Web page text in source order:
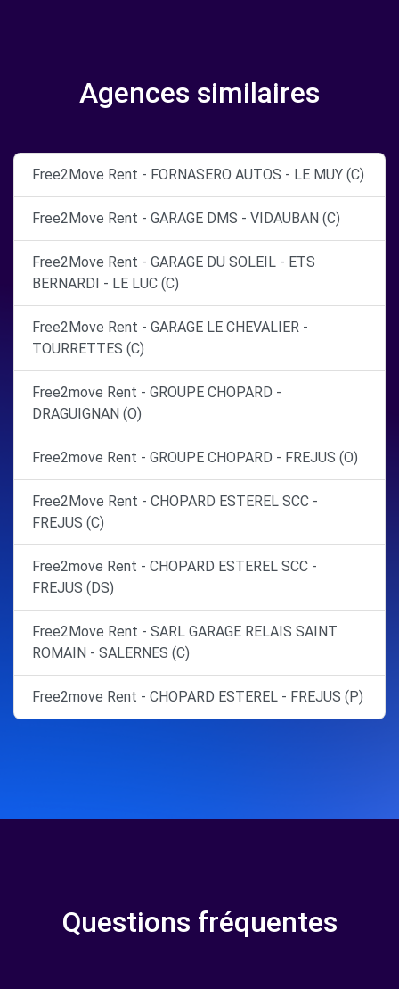
Agences similaires
Free2Move Rent - FORNASERO AUTOS - LE MUY (C)
Free2Move Rent - GARAGE DMS - VIDAUBAN (C)
Free2Move Rent - GARAGE DU SOLEIL - ETS
BERNARDI - LE LUC (C)
Free2Move Rent - GARAGE LE CHEVALIER -
TOURRETTES (C)
Free2move Rent - GROUPE CHOPARD -
DRAGUIGNAN (O)
Free2move Rent - GROUPE CHOPARD - FREJUS (O)
Free2Move Rent - CHOPARD ESTEREL SCC -
FREJUS (C)
Free2move Rent - CHOPARD ESTEREL SCC -
FREJUS (DS)
Free2Move Rent - SARL GARAGE RELAIS SAINT
ROMAIN - SALERNES (C)
Free2move Rent - CHOPARD ESTEREL - FREJUS (P)
Questions fréquentes